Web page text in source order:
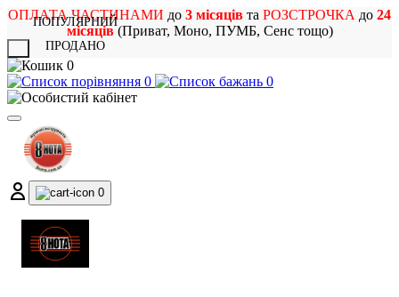
ОПЛАТА ЧАСТИНАМИ до 3 місяців та РОЗСТРОЧКА до 24
місяців(Приват, Моно, ПУМБ, Сенс тощо)
0
0
0
0
ПОПУЛЯРНИЙ
ПРОДАНО